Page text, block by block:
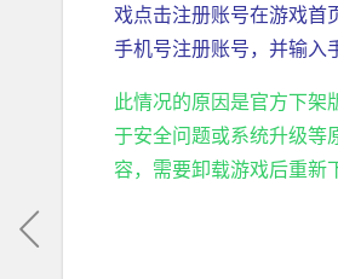
戏点击注册账号在游戏首
手机号注册账号，并输入
此情况的原因是官方下
于安全问题或系统升级等
容，需要卸载游戏后重新